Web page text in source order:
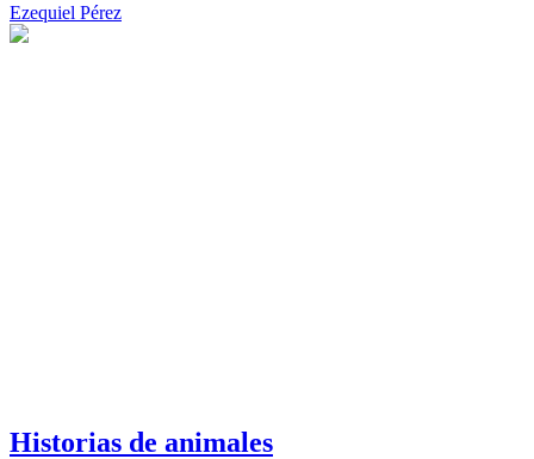
Ezequiel Pérez
Historias de animales